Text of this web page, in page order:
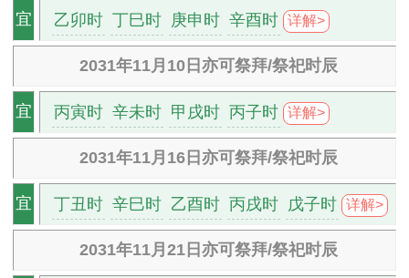
宜 乙卯时 丁巳时 庚申时 辛酉时 详解>
2031年11月10日亦可祭拜/祭祀时辰
宜 丙寅时 辛未时 甲戌时 丙子时 详解>
2031年11月16日亦可祭拜/祭祀时辰
宜 丁丑时 辛巳时 乙酉时 丙戌时 戊子时 详解>
2031年11月21日亦可祭拜/祭祀时辰